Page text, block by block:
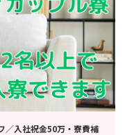
／入社祝金50万・寮費補